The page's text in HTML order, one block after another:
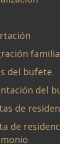
del bufete
del
de
de